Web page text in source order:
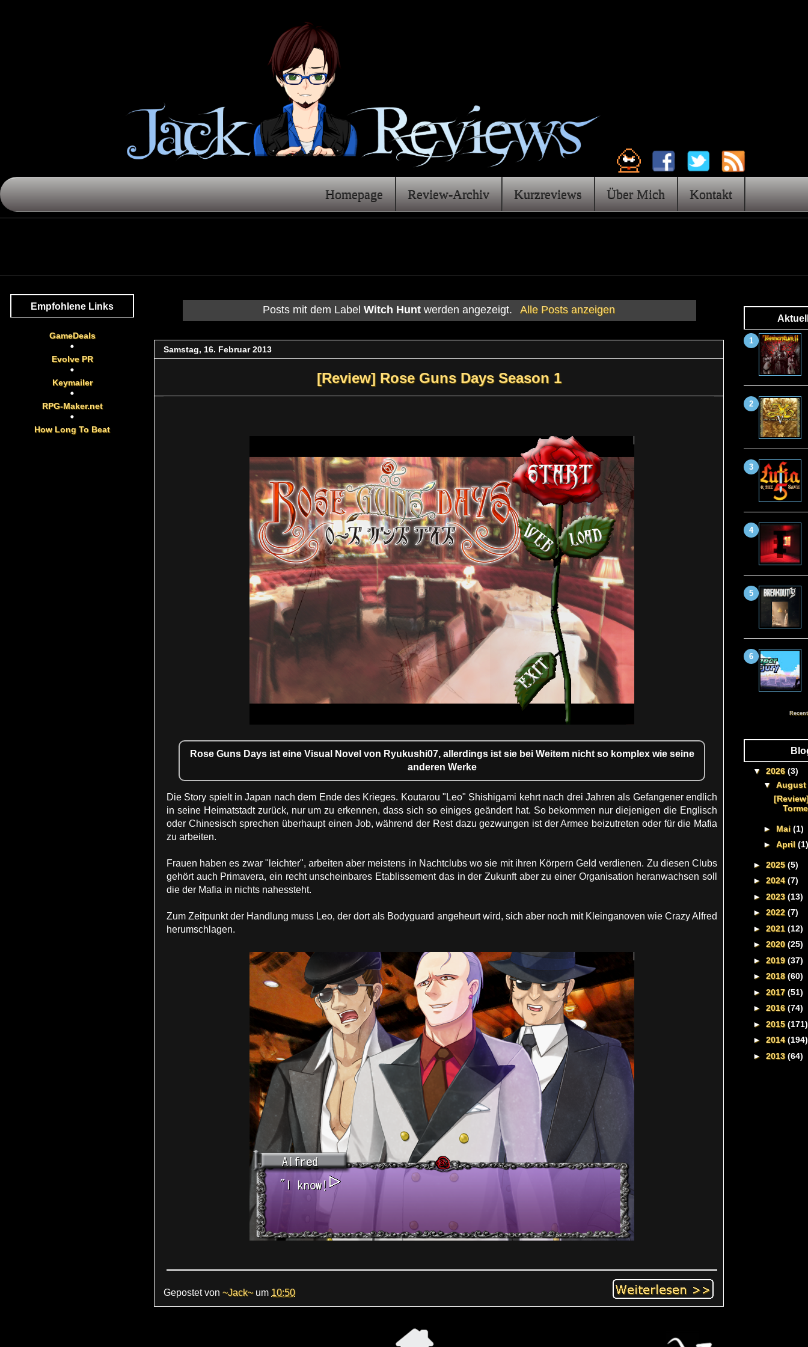
Homepage Review-Archiv Kurzreviews Über Mich Kontakt
Posts mit dem LabelWitch Hunt werden angezeigt. Alle Posts anzeigen
Samstag, 16. Februar 2013
[Review] Rose Guns Days Season 1
Rose Guns Days ist eine Visual Novel von Ryukushi07, allerdings ist sie bei Weitem nicht so komplex wie seine
anderen Werke
Die Story spielt in Japan nach dem Ende des Krieges. Koutarou "Leo" Shishigami kehrt nach drei Jahren als Gefangener endlich
in seine Heimatstadt zurück, nur um zu erkennen, dass sich so einiges geändert hat. So bekommen nur diejenigen die Englisch
oder Chinesisch sprechen überhaupt einen Job, während der Rest dazu gezwungen ist der Armee beizutreten oder für die Mafia
zu arbeiten.
Frauen haben es zwar "leichter", arbeiten aber meistens in Nachtclubs wo sie mit ihren Körpern Geld verdienen. Zu diesen Clubs
gehört auch Primavera, ein recht unscheinbares Etablissement das in der Zukunft aber zu einer Organisation heranwachsen soll
die der Mafia in nichts nahessteht.
Zum Zeitpunkt der Handlung muss Leo, der dort als Bodyguard angeheurt wird, sich aber noch mit Kleinganoven wie Crazy Alfred
herumschlagen.
Gepostet von ~Jack~ um 10:50
Empfohlene Links
GameDeals
Evolve PR
Keymailer
RPG-Maker.net
How Long To Beat
▼ 2026(3)
▼ August
► Mai (1)
► April (1)
► 2025(5)
► 2024(7)
► 2023(13)
► 2022 (7)
► 2021 (12)
► 2020(25)
► 2019(37)
► 2018(60)
► 2017(51)
► 2016(74)
► 2015(171)
► 2014(194)
► 2013(64)